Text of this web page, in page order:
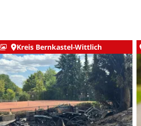
Kreis Bernkastel-Wittlich